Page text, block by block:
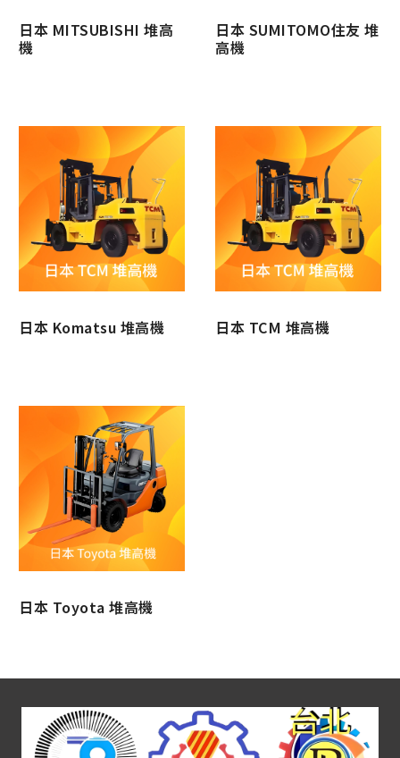
日本 MITSUBISHI 堆高
機
日本 SUMITOMO住友 堆
高機
日本 Komatsu 堆高機 日本 TCM 堆高機
日本 Toyota 堆高機